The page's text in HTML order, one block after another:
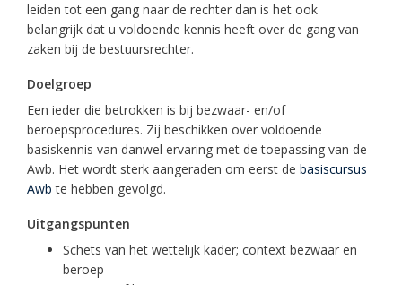
leiden tot een gang naar de rechter dan is het ook
belangrijk dat u voldoende kennis heeft over de gang van
zaken bij de bestuursrechter.
Doelgroep
Een ieder die betrokken is bij bezwaar- en/of
beroepsprocedures. Zij beschikken over voldoende
basiskennis van danwel ervaring met de toepassing van de
Awb. Het wordt sterk aangeraden om eerst de basiscursus
Awb te hebben gevolgd.
Uitgangspunten
Schets van het wettelijk kader; context bezwaar en
beroep